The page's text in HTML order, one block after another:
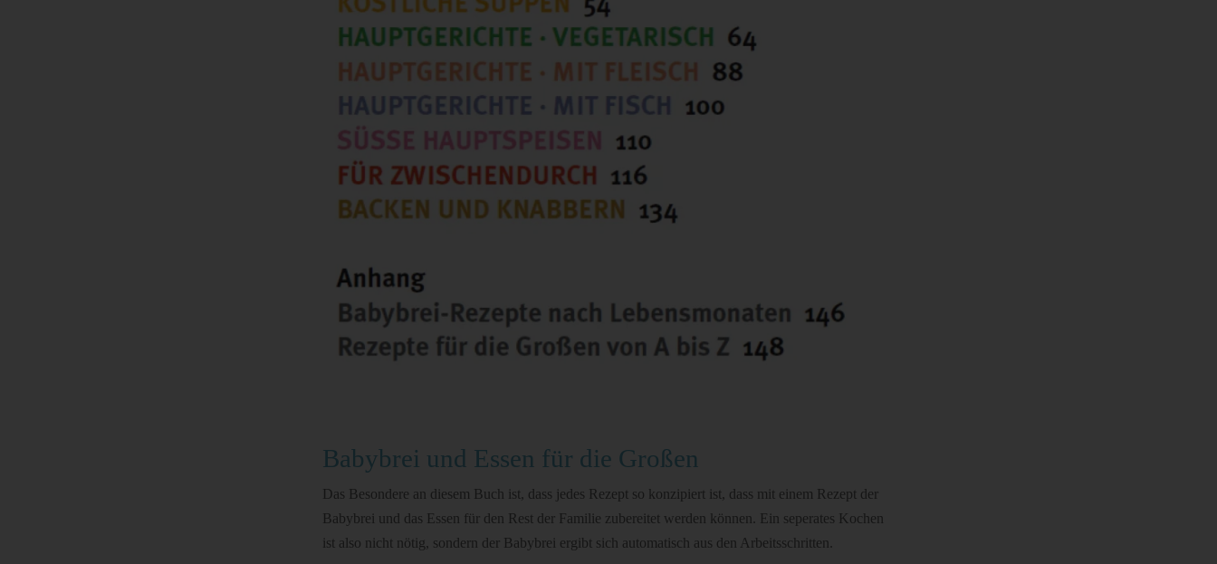
Babybrei und Essen für die Großen
Das Besondere an diesem Buch ist, dass jedes Rezept so konzipiert ist, dass mit einem Rezept der
Babybrei und das Essen für den Rest der Familie zubereitet werden können. Ein seperates Kochen
ist also nicht nötig, sondern der Babybrei ergibt sich automatisch aus den Arbeitsschritten.